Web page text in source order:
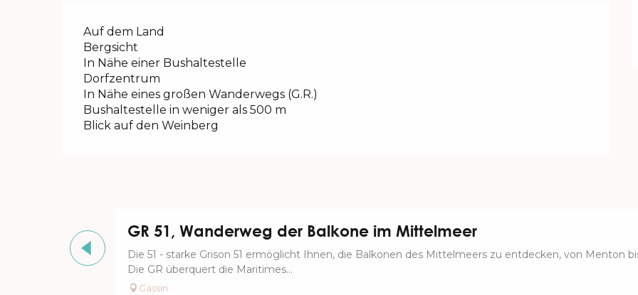
Auf dem Land
Bergsicht
In Nähe einer Bushaltestelle
Dorfzentrum
In Nähe eines großen Wanderwegs (G.R.)
Bushaltestelle in weniger als 500 m
Blick auf den Weinberg
GR 51, Wanderweg der Balkone im Mittelmeer
Die 51 - starke Grison 51 ermöglicht Ihnen, die Balkonen des Mittelmeers zu entdecken, von Menton
Die GR überquert die Maritimes...
Gassin